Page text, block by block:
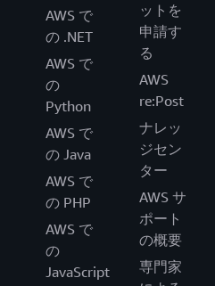
AWS で
の .NET
AWS で
の
Python
AWS で
の Java
AWS で
の PHP
AWS で
の
JavaScript
ットを
申請す
る
AWS
re:Post
ナレッ
ジセン
ター
AWS サ
ポート
の概要
専門家